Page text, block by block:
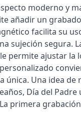
moderno y
añadir un
facilita su
sujeción segura.
permite ajustar la
única. Una idea de
Día del Padre
primera